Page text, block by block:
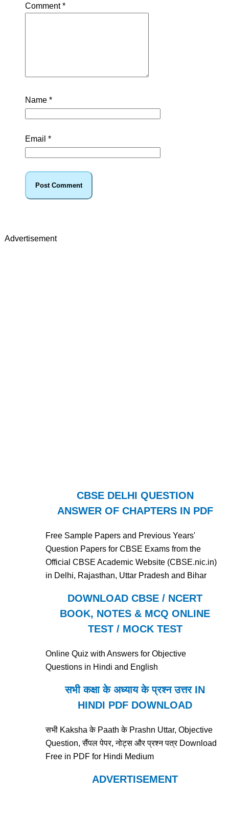
Comment*
Name *
Email *
Advertisement
CBSE DELHI QUESTION
ANSWER OF CHAPTERS IN PDF
Free Sample Papers and Previous Years'
Question Papers for CBSE Exams from the
Official CBSE Academic Website (CBSE.nic.in)
in Delhi, Rajasthan, Uttar Pradesh and Bihar
DOWNLOAD CBSE / NCERT
BOOK, NOTES & MCQ ONLINE
TEST / MOCK TEST
Online Quiz with Answers for Objective
Questions in Hindi and English
सभी कक्षा के अध्याय के प्रश्न उत्तर IN
HINDI PDF DOWNLOAD
सभी Kaksha के Paath के Prashn Uttar, Objective
Question, सैंपल पेपर, नोट्स और प्रश्न पत्र Download
Free in PDF for Hindi Medium
ADVERTISEMENT